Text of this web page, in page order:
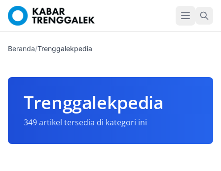
Beranda/Trenggalekpedia
Trenggalekpedia
349 artikel tersedia di kategori ini